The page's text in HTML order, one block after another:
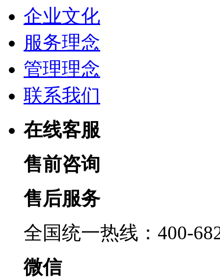
企业文化
服务理念
管理理念
联系我们
在线客服
售前咨询
售后服务
全国统一热线：400-
微信